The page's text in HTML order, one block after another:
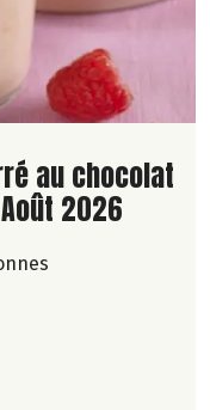
au chocolat
2026